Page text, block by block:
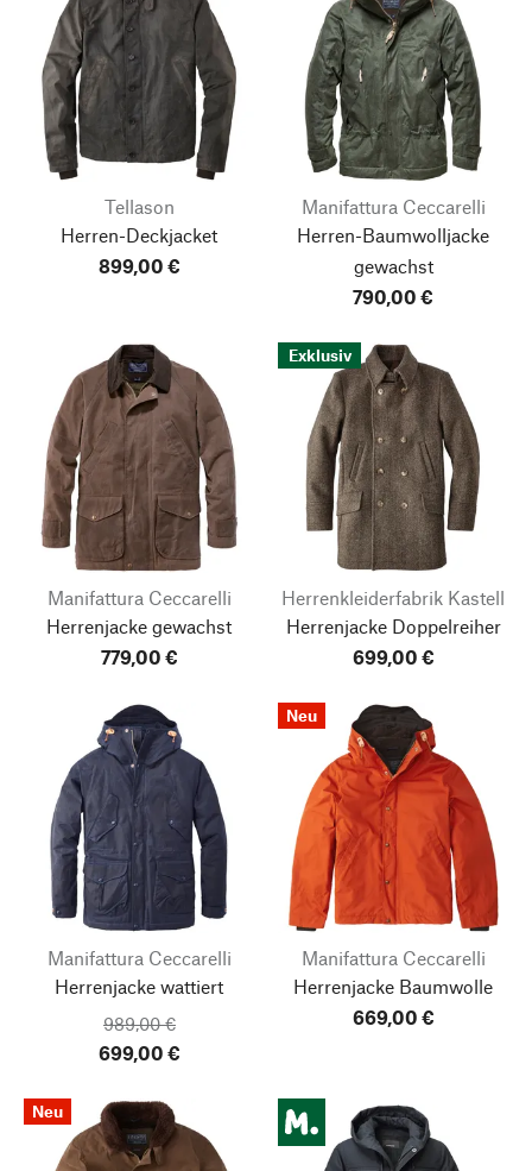
Tellason
Herren-Deckjacket
899,00 €
Manifattura Ceccarelli
Herren-Baumwolljacke
gewachst
790,00 €
Manifattura Ceccarelli
Herrenjacke gewachst
779,00 €
Exklusiv
Herrenkleiderfabrik Kastell
Herrenjacke Doppelreiher
699,00 €
Manifattura Ceccarelli
Herrenjacke wattiert
989,00 €
699,00 €
Neu
Manifattura Ceccarelli
Herrenjacke Baumwolle
669,00 €
Neu